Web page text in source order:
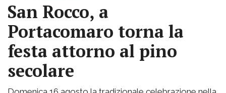
San Rocco, a
Portacomaro torna la
festa attorno al pino
secolare